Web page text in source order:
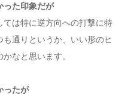
った印象だが
ては特に逆方向への打撃に特
通りというか、いい形のヒ
なと思います。
ったが